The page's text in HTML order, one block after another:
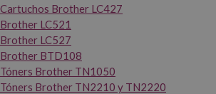
Cartuchos Brother LC427
Brother LC521
Brother LC527
Brother BTD108
Tóners Brother TN1050
Tóners Brother TN2210 y TN2220